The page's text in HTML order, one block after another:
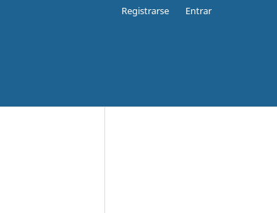
Registrarse Entrar